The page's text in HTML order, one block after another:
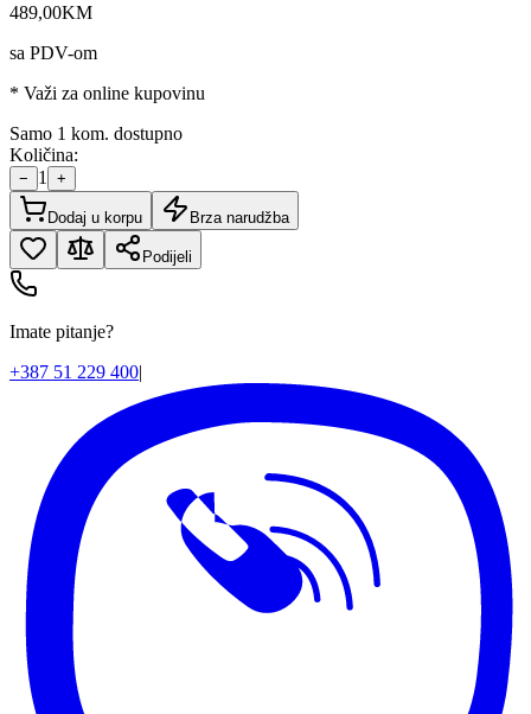
489,00KM
sa PDV-om
* Važi za online kupovinu
Samo 1 kom. dostupno
Količina:
− 1 +
Dodaj u korpu Brza narudžba
Podijeli
Imate pitanje?
+387 51 229 400|